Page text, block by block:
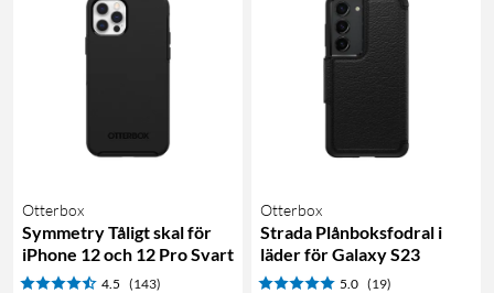
Otterbox
Symmetry Tåligt skal för
iPhone 12 och 12 Pro Svart
4.5 (143)
Otterbox
Strada Plånboksfodral i
läder för Galaxy S23
5.0 (19)